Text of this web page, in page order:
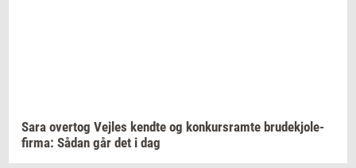
Sara over­tog Vej­les kend­te og kon­kurs­ram­te bru­dekjo­le­
fir­ma: Sådan går det i dag